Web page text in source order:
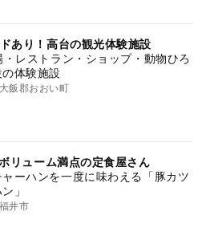
あり！高台の観光体験施設
・レストラン・ショップ・動物ひろ
体験施設
飯郡おおい町
リューム満点の定食屋さん
ャーハンを一度に味わえる「豚カツ
」
井市